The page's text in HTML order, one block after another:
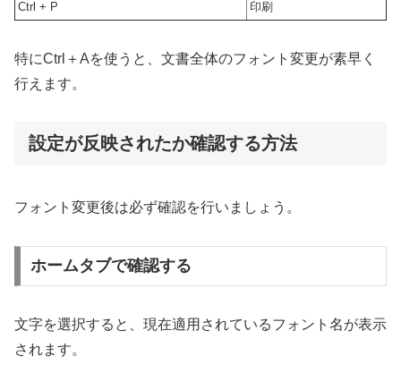
Ctrl + P
印刷
特にCtrl＋Aを使うと、文書全体のフォント変更が素早く
行えます。
設定が反映されたか確認する方法
フォント変更後は必ず確認を行いましょう。
ホームタブで確認する
文字を選択すると、現在適用されているフォント名が表示
されます。